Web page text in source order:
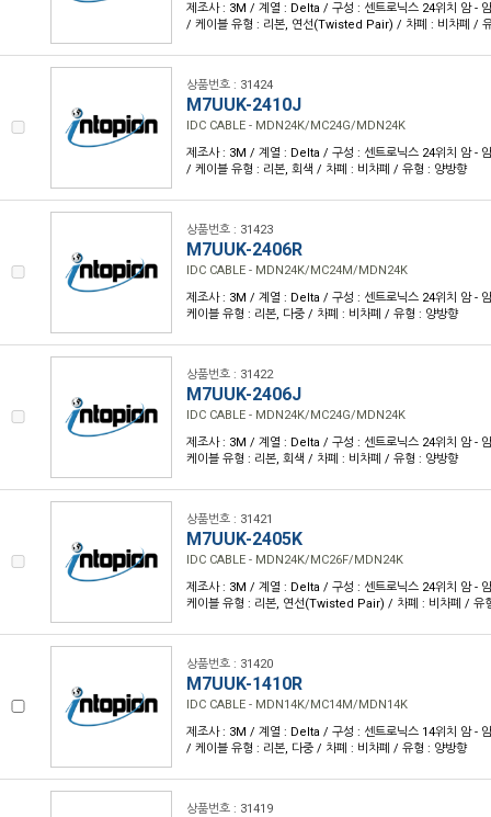
제조사 : 3M / 계열 : Delta / 구성 : 센트로닉스 24위치 암 -
/ 케이블 유형 : 리본, 연선(Twisted Pair) / 차폐 : 비차폐 /
상품번호 : 31424
M7UUK-2410J
IDC CABLE - MDN24K/MC24G/MDN24K
제조사 : 3M / 계열 : Delta / 구성 : 센트로닉스 24위치 암 -
/ 케이블 유형 : 리본, 회색 / 차폐 : 비차폐 / 유형 : 양방향
상품번호 : 31423
M7UUK-2406R
IDC CABLE - MDN24K/MC24M/MDN24K
제조사 : 3M / 계열 : Delta / 구성 : 센트로닉스 24위치 암 -
케이블 유형 : 리본, 다중 / 차폐 : 비차폐 / 유형 : 양방향
상품번호 : 31422
M7UUK-2406J
IDC CABLE - MDN24K/MC24G/MDN24K
제조사 : 3M / 계열 : Delta / 구성 : 센트로닉스 24위치 암 -
케이블 유형 : 리본, 회색 / 차폐 : 비차폐 / 유형 : 양방향
상품번호 : 31421
M7UUK-2405K
IDC CABLE - MDN24K/MC26F/MDN24K
제조사 : 3M / 계열 : Delta / 구성 : 센트로닉스 24위치 암 -
케이블 유형 : 리본, 연선(Twisted Pair) / 차폐 : 비차폐 / 유
상품번호 : 31420
M7UUK-1410R
IDC CABLE - MDN14K/MC14M/MDN14K
제조사 : 3M / 계열 : Delta / 구성 : 센트로닉스 14위치 암 -
/ 케이블 유형 : 리본, 다중 / 차폐 : 비차폐 / 유형 : 양방향
상품번호 : 31419